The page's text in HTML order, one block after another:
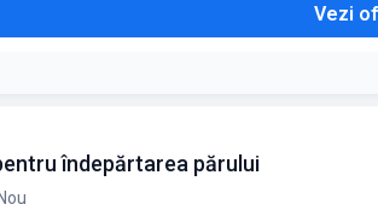
Vezi
îndepărtarea părului
Nou